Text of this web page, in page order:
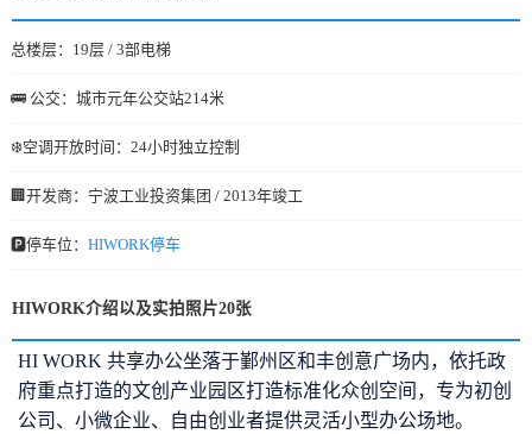
总楼层：19层 / 3部电梯
🚌 公交：城市元年公交站214米
❄️空调开放时间：24小时独立控制
🏢开发商：宁波工业投资集团 / 2013年竣工
🅿️停车位： HIWORK停车
HIWORK介绍以及实拍照片20张
HI WORK 共享办公坐落于鄞州区和丰创意广场内，依托政
府重点打造的文创产业园区打造标准化众创空间，专为初创
公司、小微企业、自由创业者提供灵活小型办公场地。